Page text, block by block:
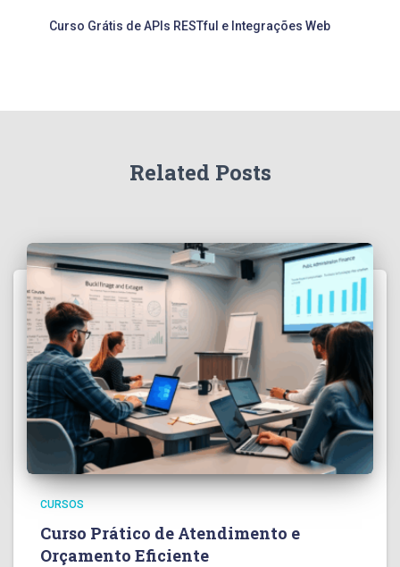
Curso Grátis de APIs RESTful e Integrações Web
Related Posts
CURSOS
Curso Prático de Atendimento e
Orçamento Eficiente